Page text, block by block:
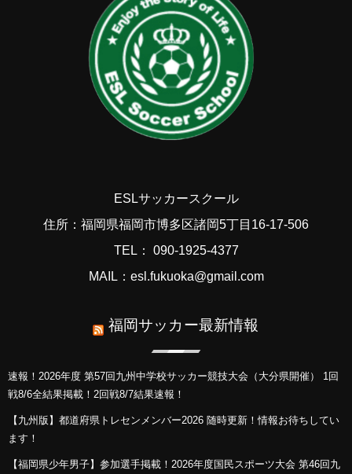
ESLサッカースクール
住所：福岡県福岡市博多区諸岡5丁目16-17-506
TEL： 090-1925-4377
MAIL：esl.fukuoka@gmail.com
福岡サッカー最新情報
速報！2026年度 第57回九州中学校サッカー競技大会（大分県開催） 1回
戦8/6全結果掲載！2回戦8/7結果速報！
【九州版】都道府県トレセンメンバー2026 随時更新！情報お待ちしてい
ます！
【福岡県少年男子】参加選手掲載！2026年度国民スポーツ大会 第46回九